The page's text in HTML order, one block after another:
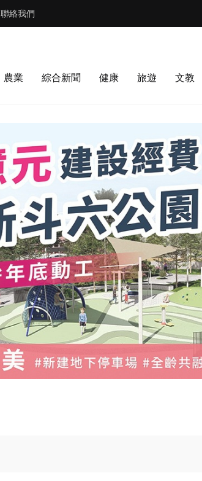
聯絡我們
農業 綜合新聞 健康 旅遊 文教